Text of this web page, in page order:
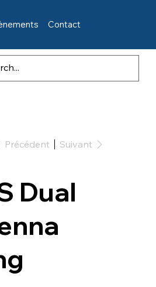
Contact
Précédent Suivant
Dual